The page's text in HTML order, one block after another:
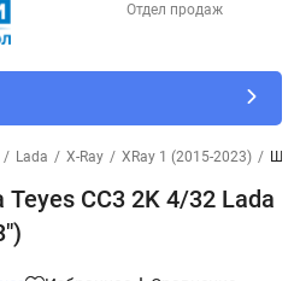
Отдел продаж
/ Lada / X-Ray / XRay 1 (2015-2023) /
CC3 2K 4/32 Lada